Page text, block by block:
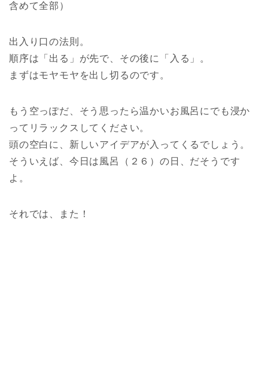
含めて全部）
出入り口の法則。
順序は「出る」が先で、その後に「入る」。
まずはモヤモヤを出し切るのです。
もう空っぽだ、そう思ったら温かいお風呂にでも浸か
ってリラックスしてください。
頭の空白に、新しいアイデアが入ってくるでしょう。
そういえば、今日は風呂（２６）の日、だそうです
よ。
それでは、また！